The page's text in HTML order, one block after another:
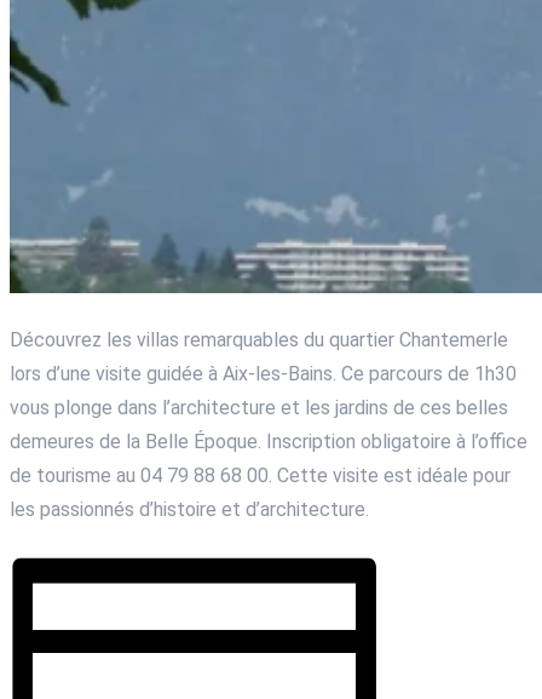
Découvrez les villas remarquables du quartier Chantemerle
lors d’une visite guidée à Aix-les-Bains. Ce parcours de 1h30
vous plonge dans l’architecture et les jardins de ces belles
demeures de la Belle Époque. Inscription obligatoire à l’office
de tourisme au 04 79 88 68 00. Cette visite est idéale pour
les passionnés d’histoire et d’architecture.